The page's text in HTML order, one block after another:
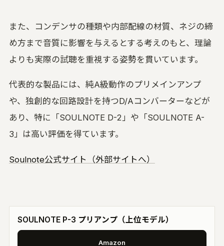
また、コンデンサの種類や内部配線の材質、ネジの締
め方まで音質に影響を与えるとする考えのもと、理論
よりも実際の試聴を重視する姿勢を貫いています。
代表的な製品には、純A級動作のプリメインアンプ
や、独創的な回路設計を持つD/Aコンバーターなどが
あり、特に「SOULNOTE D-2」や「SOULNOTE A-
3」は高い評価を得ています。
Soulnote公式サイト（外部サイトへ）
SOULNOTE P-3 プリアンプ（上位モデル）
Amazon